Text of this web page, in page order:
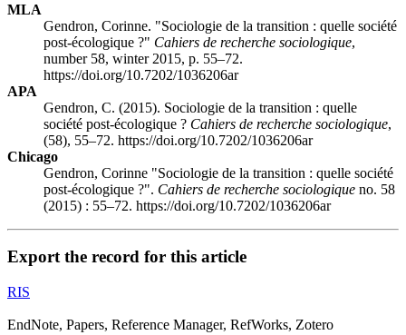
MLA
Gendron, Corinne. "Sociologie de la transition : quelle société
post-écologique ?" Cahiers de recherche sociologique,
number 58, winter 2015, p. 55–72.
https://doi.org/10.7202/1036206ar
APA
Gendron, C. (2015). Sociologie de la transition : quelle
société post-écologique ? Cahiers de recherche sociologique,
(58), 55–72. https://doi.org/10.7202/1036206ar
Chicago
Gendron, Corinne "Sociologie de la transition : quelle société
post-écologique ?". Cahiers de recherche sociologique no. 58
(2015) : 55–72. https://doi.org/10.7202/1036206ar
Export the record for this article
RIS
EndNote, Papers, Reference Manager, RefWorks, Zotero